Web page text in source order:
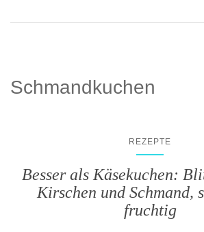
Schmandkuchen
REZEPTE
Besser als Käsekuchen:
Kirschen und Schmand,
fruchtig